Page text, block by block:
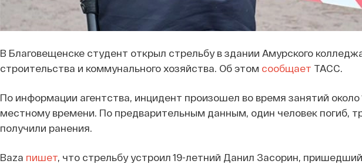
В Благовещенске студент открыл стрельбу в здании Амурского
строительства и коммунального хозяйства. Об этом сообщает ТАСС.
По информации агентства, инцидент произошел во время занятий около
местному времени. По предварительным данным, один человек погиб,
получили ранения.
Baza пишет, что стрельбу устроил 19-летний Данил Засорин,